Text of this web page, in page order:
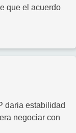
que el acuerdo
daria estabilidad
negociar con